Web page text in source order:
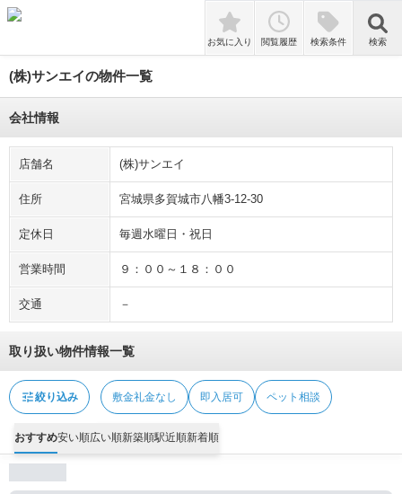
検索
お気に入り 閲覧履歴 検索条件 検索
(株)サンエイの物件一覧
会社情報
店舗名 (株)サンエイ
住所 宮城県多賀城市八幡3-12-30
定休日 毎週水曜日・祝日
営業時間 ９：００～１８：００
交通 －
取り扱い物件情報一覧
tune絞り込み 敷金礼金なし 即入居可 ペット相談
おすすめ安い順広い順新築順駅近順新着順
tune 即入居可 ペット相談